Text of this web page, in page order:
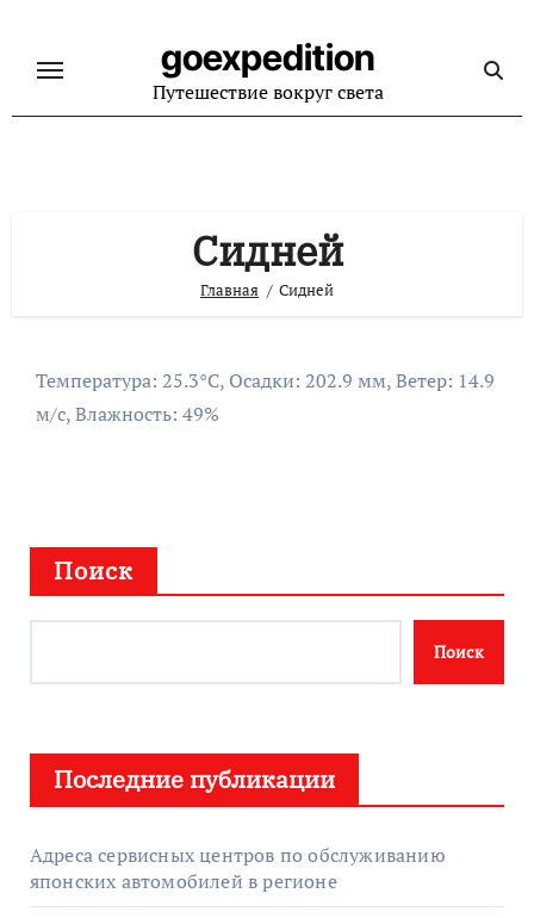
содержанию
goexpedition
Путешествие вокруг света
Сидней
Главная Сидней
Температура: 25.3°C, Осадки: 202.9 мм, Ветер: 14.9
м/с, Влажность: 49%
Поиск
Поиск
Последние публикации
Адреса сервисных центров по обслуживанию
японских автомобилей в регионе